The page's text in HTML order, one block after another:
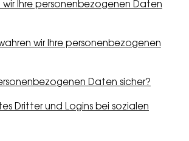
wir Ihre personenbezogenen Daten
wir Ihre personenbezogenen
Daten sicher?
Dritter und Logins bei sozialen